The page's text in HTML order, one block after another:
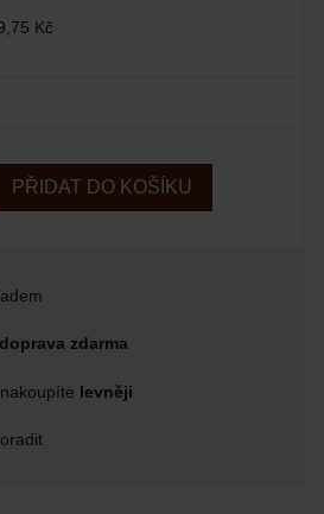
Kč
PŘIDAT DO KOŠÍKU
zdarma
nakoupíte levněji